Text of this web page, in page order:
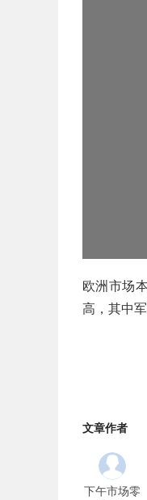
欧洲市场
高，其中
文章作者
下午市场零